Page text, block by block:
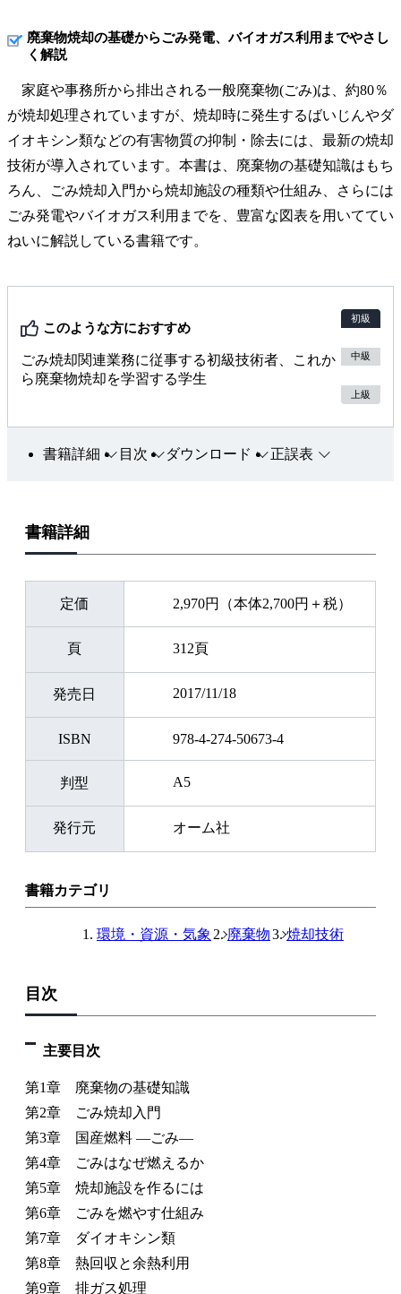
廃棄物焼却の基礎からごみ発電、バイオガス利用までやさし
く解説
家庭や事務所から排出される一般廃棄物(ごみ)は、約80％
が焼却処理されていますが、焼却時に発生するばいじんやダ
イオキシン類などの有害物質の抑制・除去には、最新の焼却
技術が導入されています。本書は、廃棄物の基礎知識はもち
ろん、ごみ焼却入門から焼却施設の種類や仕組み、さらには
ごみ発電やバイオガス利用までを、豊富な図表を用いててい
ねいに解説している書籍です。
このような方におすすめ
ごみ焼却関連業務に従事する初級技術者、これか
ら廃棄物焼却を学習する学生
初級
中級
上級
書籍詳細 目次 ダウンロード 正誤表
書籍詳細
定価 2,970円（本体2,700円＋税）
頁 312頁
発売日 2017/11/18
ISBN 978-4-274-50673-4
判型 A5
発行元 オーム社
書籍カテゴリ
環境・資源・気象 廃棄物 焼却技術
目次
主要目次
第1章 廃棄物の基礎知識
第2章 ごみ焼却入門
第3章 国産燃料 —ごみ—
第4章 ごみはなぜ燃えるか
第5章 焼却施設を作るには
第6章 ごみを燃やす仕組み
第7章 ダイオキシン類
第8章 熱回収と余熱利用
第9章 排ガス処理